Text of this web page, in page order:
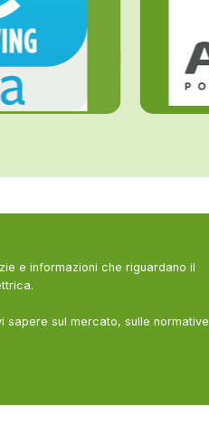
e informazioni che riguardano il
sapere sul mercato, sulle normative